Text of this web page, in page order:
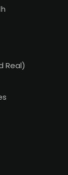
Real)